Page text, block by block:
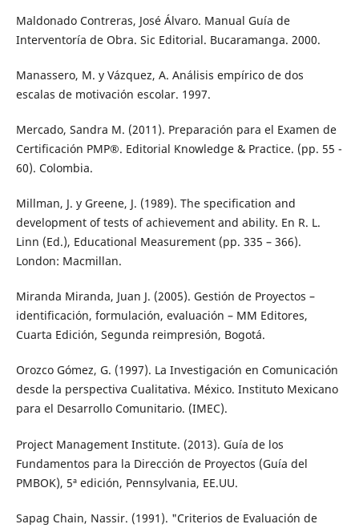
Maldonado Contreras, José Álvaro. Manual Guía de
Interventoría de Obra. Sic Editorial. Bucaramanga. 2000.
Manassero, M. y Vázquez, A. Análisis empírico de dos
escalas de motivación escolar. 1997.
Mercado, Sandra M. (2011). Preparación para el Examen de
Certificación PMP®. Editorial Knowledge & Practice. (pp. 55 -
60). Colombia.
Millman, J. y Greene, J. (1989). The specification and
development of tests of achievement and ability. En R. L.
Linn (Ed.), Educational Measurement (pp. 335 – 366).
London: Macmillan.
Miranda Miranda, Juan J. (2005). Gestión de Proyectos –
identificación, formulación, evaluación – MM Editores,
Cuarta Edición, Segunda reimpresión, Bogotá.
Orozco Gómez, G. (1997). La Investigación en Comunicación
desde la perspectiva Cualitativa. México. Instituto Mexicano
para el Desarrollo Comunitario. (IMEC).
Project Management Institute. (2013). Guía de los
Fundamentos para la Dirección de Proyectos (Guía del
PMBOK), 5ª edición, Pennsylvania, EE.UU.
Sapag Chain, Nassir. (1991). "Criterios de Evaluación de